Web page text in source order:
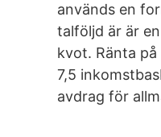
används en
talföljd är är
kvot. Ränta
7,5
avdrag för